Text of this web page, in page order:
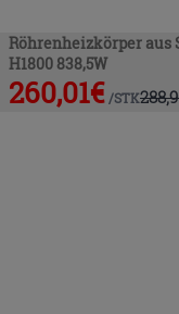
Röhrenheizkörper aus
H1800 838,5W
260,01€ /STK